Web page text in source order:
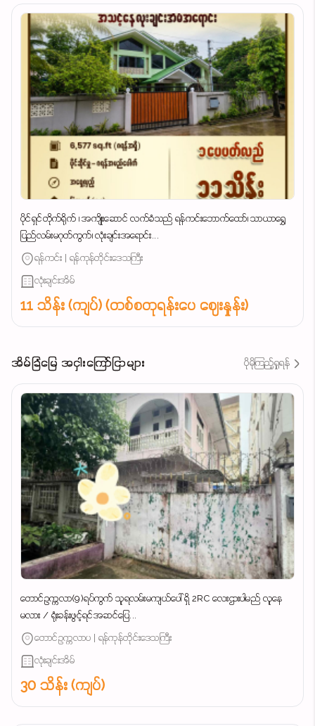
ပိုင်ရှင်တိုက်ရိုက် ၊ အကျိုးဆောင် လက်ခံသည် ရန်ကင်းဘောက်ထော်၊ သာယာရွှေ
ပြည်လမ်းမဂုတ်ကွက်၊ လုံးချင်းအရောင်း...
ရန်ကင်း | ရန်ကုန်တိုင်းဒေသကြီး
လုံးချင်းအိမ်
11 သိန်း (ကျပ်) (တစ်စတုရန်းပေ ဈေးနှုန်း)
အိမ်ခြံမြေ အငှါးကြော်ငြာများ ပိုမိုကြည့်ရှုရန်
တောင်ဥက္ကလာ(9)ရပ်ကွက် သူရလမ်းမကျယ်ပေါ် ရှိ 2RC လေးဌားပါမည် လူနေ
မလား / ရုံးခန်းဖွင့်ရင်အဆင်ပြေ...
တောင်ဥက္ကလာပ | ရန်ကုန်တိုင်းဒေသကြီး
လုံးချင်းအိမ်
30 သိန်း (ကျပ်)